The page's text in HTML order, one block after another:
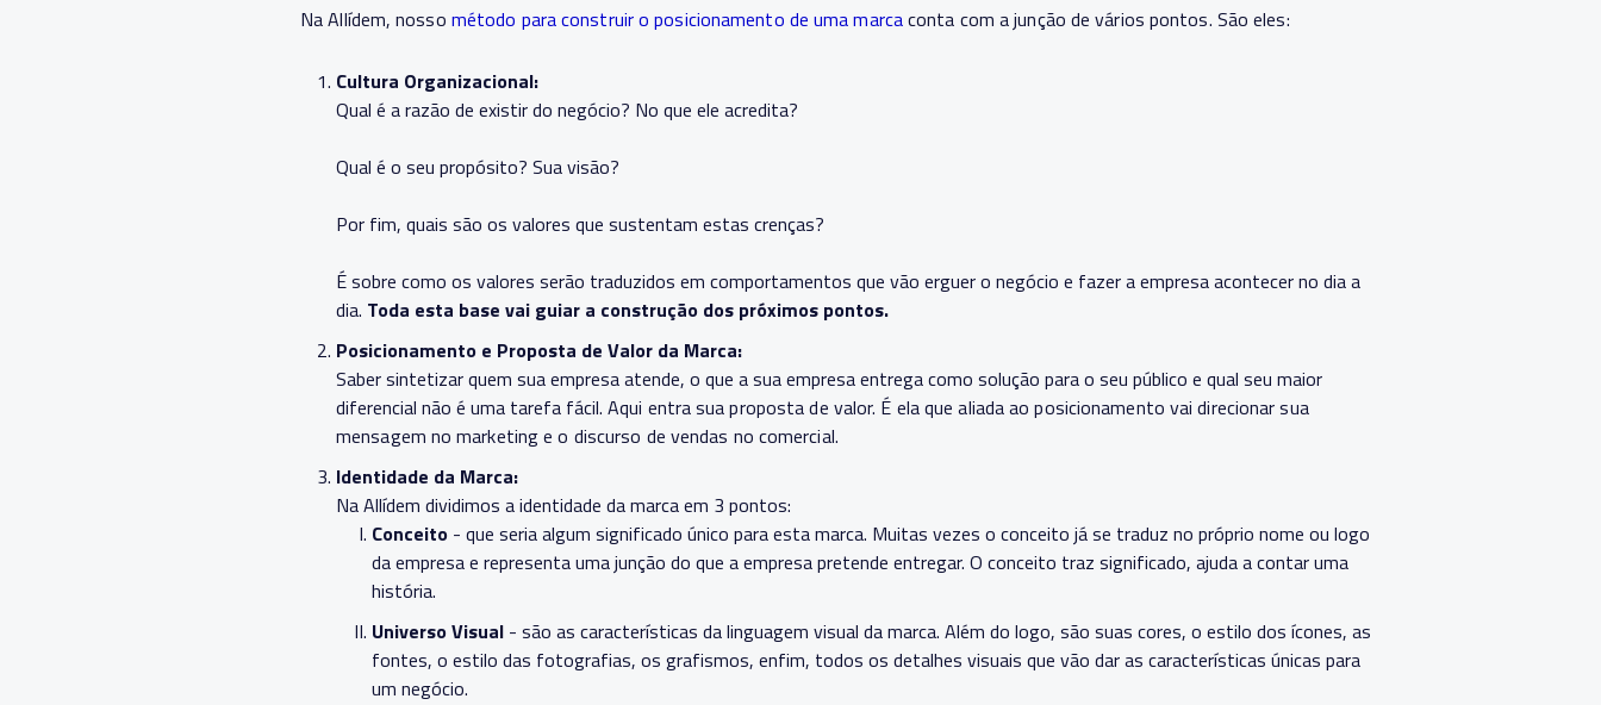
Na Allídem, nosso método para construir o posicionamento de uma marcaconta com a junção de vários pontos. São eles:
Cultura Organizacional:
Qual é a razão de existir do negócio? No que ele acredita?
Qual é o seu propósito? Sua visão?
Por fim, quais são os valores que sustentam estas crenças?
É sobre como os valores serão traduzidos em comportamentos que vão erguer o negócio e fazer a empresa acontecer no dia a
dia. Toda esta base vai guiar a construção dos próximos pontos.
Posicionamento e Proposta de Valor da Marca:
Saber sintetizar quem sua empresa atende, o que a sua empresa entrega como solução para o seu público e qual seu maior
diferencial não é uma tarefa fácil. Aqui entra sua proposta de valor. É ela que aliada ao posicionamento vai direcionar sua
mensagem no marketing e o discurso de vendas no comercial.
Identidade da Marca:
Na Allídem dividimos a identidade da marca em 3 pontos:
Conceito - que seria algum significado único para esta marca. Muitas vezes o conceito já se traduz no próprio nome ou logo
da empresa e representa uma junção do que a empresa pretende entregar. O conceito traz significado, ajuda a contar uma
história.
Universo Visual - são as características da linguagem visual da marca. Além do logo, são suas cores, o estilo dos ícones, as
fontes, o estilo das fotografias, os grafismos, enfim, todos os detalhes visuais que vão dar as características únicas para
um negócio.